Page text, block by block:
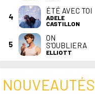
4
ÉTÉ AVEC TOI
ADELE
CASTILLON
5
ON
S'OUBLIERA
ELLIOTT
NOUVEAUTÉS